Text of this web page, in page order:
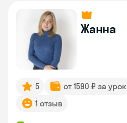
Жанна
5 от 1590 ₽ за урок
1 отзыв